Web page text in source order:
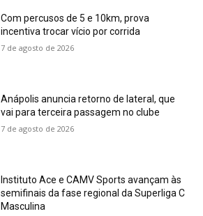
Com percusos de 5 e 10km, prova
incentiva trocar vício por corrida
7 de agosto de 2026
Anápolis anuncia retorno de lateral, que
vai para terceira passagem no clube
7 de agosto de 2026
Instituto Ace e CAMV Sports avançam às
semifinais da fase regional da Superliga C
Masculina